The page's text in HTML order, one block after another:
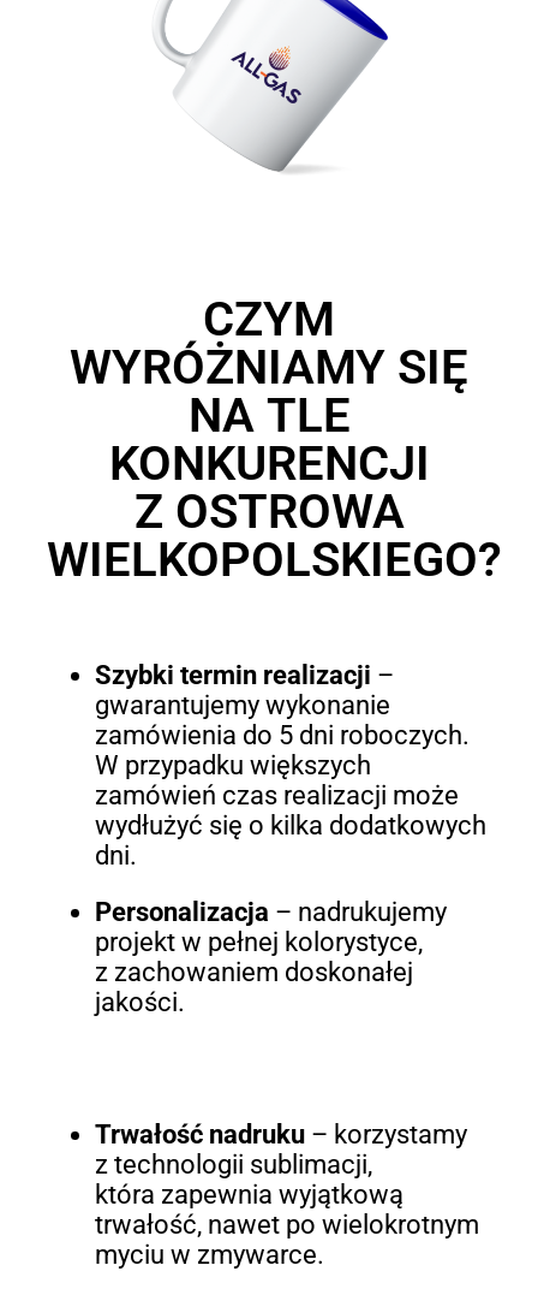
CZYM
WYRÓŻNIAMY SIĘ
NA TLE
KONKURENCJI
Z OSTROWA
WIELKOPOLSKIEGO?
Szybki termin realizacji –
gwarantujemy wykonanie
zamówienia do 5 dni roboczych.
W przypadku większych
zamówień czas realizacji może
wydłużyć się o kilka dodatkowych
dni.
Personalizacja – nadrukujemy
projekt w pełnej kolorystyce,
z zachowaniem doskonałej
jakości.
Trwałość nadruku– korzystamy
z technologii sublimacji,
która zapewnia wyjątkową
trwałość, nawet po wielokrotnym
myciu w zmywarce.